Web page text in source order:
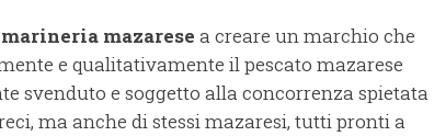
mazarese a creare un marchio che
e qualitativamente il pescato mazarese
svenduto e soggetto alla concorrenza spietata
ma anche di stessi mazaresi, tutti pronti a